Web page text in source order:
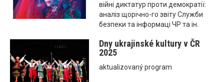
війні диктатур проти демократії:
аналіз щорічно-го звіту Служби
безпеки та інформаці ЧР та ін.
Dny ukrajinské kultury v ČR
2025
aktualizovaný program